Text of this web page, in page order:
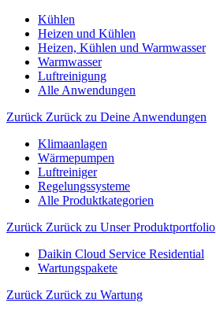
Kühlen
Heizen und Kühlen
Heizen, Kühlen und Warmwasser
Warmwasser
Luftreinigung
Alle Anwendungen
Zurück Zurück zu Deine Anwendungen
Klimaanlagen
Wärmepumpen
Luftreiniger
Regelungssysteme
Alle Produktkategorien
Zurück Zurück zu Unser Produktportfolio
Daikin Cloud Service Residential
Wartungspakete
Zurück Zurück zu Wartung